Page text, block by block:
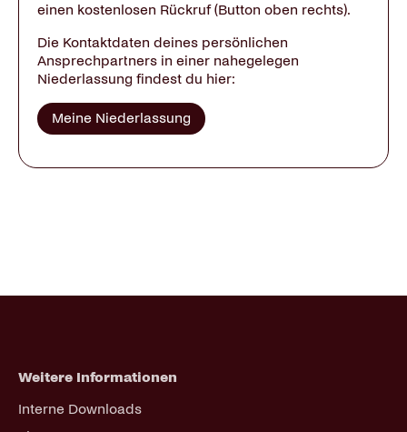
einen kostenlosen Rückruf (Button oben rechts).
Die Kontaktdaten deines persönlichen
Ansprechpartners in einer nahegelegen
Niederlassung findest du hier:
Meine Niederlassung
Weitere Informationen
Navigation
Interne Downloads